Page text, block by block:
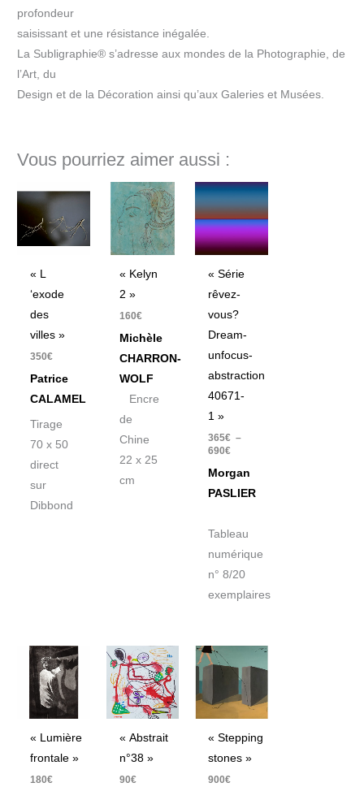
profondeur
saisissant et une résistance inégalée.
La Subligraphie® s’adresse aux mondes de la Photographie, de
l’Art, du
Design et de la Décoration ainsi qu’aux Galeries et Musées.
Vous pourriez aimer aussi :
« L
‘exode
des
villes »
350€
Patrice
CALAMEL
Tirage
70 x 50
direct
sur
Dibbond
« Kelyn
2 »
160€
Michèle
CHARRON-
WOLF
Encre
de
Chine
22 x 25
cm
« Série
rêvez-
vous?
Dream-
unfocus-
abstraction
40671-
1 »
365€ –
690€
Plage
de
prix :
365€
à
690€
Morgan
PASLIER
Tableau
numérique
n° 8/20
exemplaires
« Lumière
frontale »
180€
« Abstrait
n°38 »
90€
« Stepping
stones »
900€